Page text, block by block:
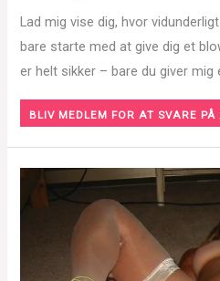
Lad mig vise dig, hvor
bare starte med at give dig et
er helt sikker – bare du giver mig
BLIV MEDLEM FOR AT SVARE PÅ